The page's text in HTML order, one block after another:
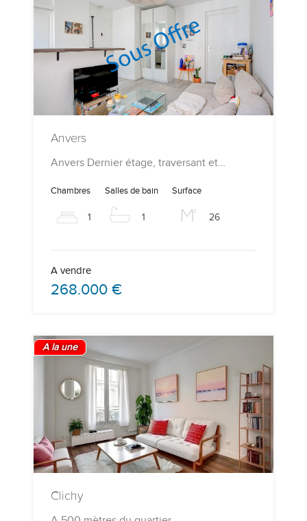
Anvers
Anvers Dernier étage, traversant et…
Chambres
1
Salles de bain
1
Surface
26
A vendre
268.000 €
A la une
Clichy